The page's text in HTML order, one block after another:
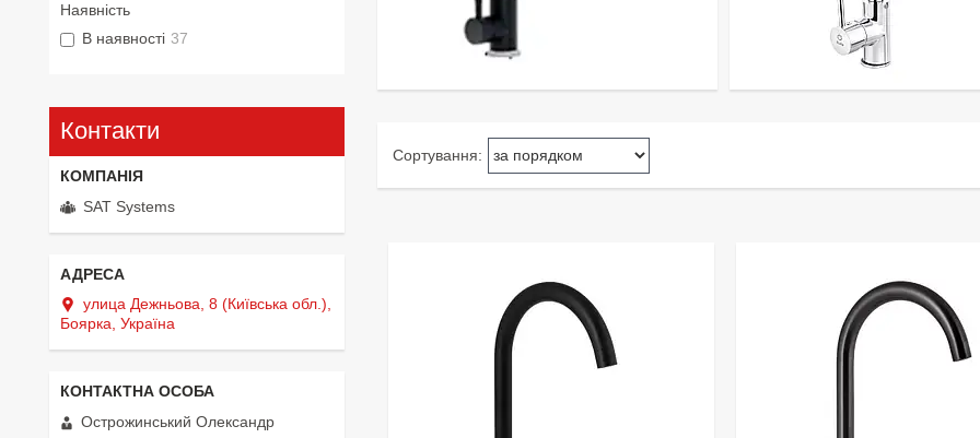
Наявність
В наявності 37
Контакти
SAT Systems
улица Дежньова, 8 (Київська обл.),
Боярка, Україна
Острожинський Олександр